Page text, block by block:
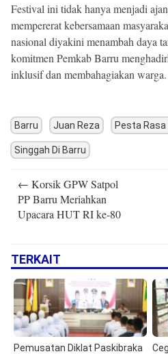
Festival ini tidak hanya menjadi
mempererat kebersamaan
nasional diyakini menambah daya
komitmen Pemkab Barru
inklusif dan membahagiakan warga.
Barru Juan Reza Pesta Rasa
Singgah Di Barru
navigation
← Korsik GPW Satpol
PP Barru Meriahkan
Upacara HUT RI ke-80
TERKAIT
Pemusatan Diklat Paskibraka